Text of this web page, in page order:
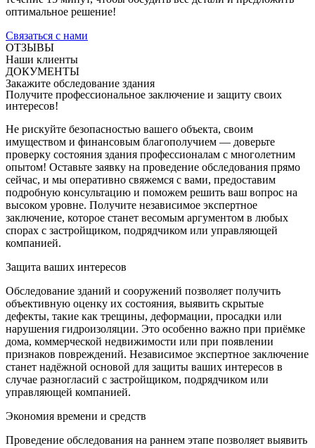
оптимальное решение!
Связаться с нами
ОТЗЫВЫ
Наши клиенты
ДОКУМЕНТЫ
Закажите обследование здания
Получите профессиональное заключение и защиту своих
интересов!
Не рискуйте безопасностью вашего объекта, своим
имуществом и финансовым благополучием — доверьте
проверку состояния здания профессионалам с многолетним
опытом! Оставьте заявку на проведение обследования прямо
сейчас, и мы оперативно свяжемся с вами, предоставим
подробную консультацию и поможем решить ваш вопрос на
высоком уровне. Получите независимое экспертное
заключение, которое станет весомым аргументом в любых
спорах с застройщиком, подрядчиком или управляющей
компанией.
Защита ваших интересов
Обследование зданий и сооружений позволяет получить
объективную оценку их состояния, выявить скрытые
дефекты, такие как трещины, деформации, просадки или
нарушения гидроизоляции. Это особенно важно при приёмке
дома, коммерческой недвижимости или при появлении
признаков повреждений. Независимое экспертное заключение
станет надёжной основой для защиты ваших интересов в
случае разногласий с застройщиком, подрядчиком или
управляющей компанией.
Экономия времени и средств
Проведение обследования на раннем этапе позволяет выявить